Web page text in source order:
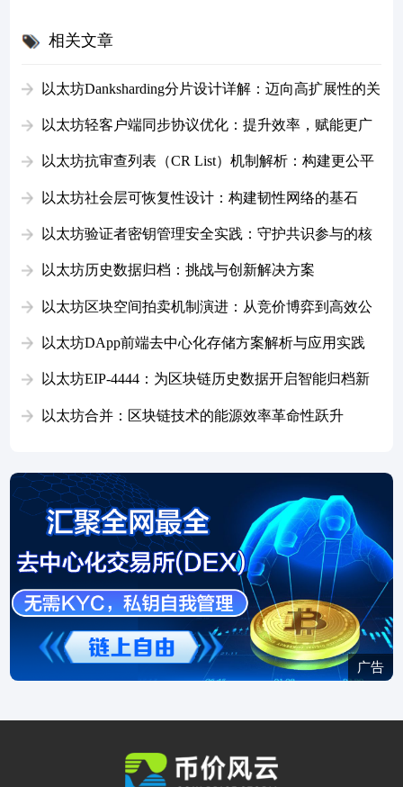
相关文章
以太坊Danksharding分片设计详解：迈向高扩展性的关
以太坊轻客户端同步协议优化：提升效率，赋能更广
以太坊抗审查列表（CR List）机制解析：构建更公平
以太坊社会层可恢复性设计：构建韧性网络的基石
以太坊验证者密钥管理安全实践：守护共识参与的核
以太坊历史数据归档：挑战与创新解决方案
以太坊区块空间拍卖机制演进：从竞价博弈到高效公
以太坊DApp前端去中心化存储方案解析与应用实践
以太坊EIP-4444：为区块链历史数据开启智能归档新
以太坊合并：区块链技术的能源效率革命性跃升
广告